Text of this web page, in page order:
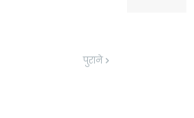
पुराने